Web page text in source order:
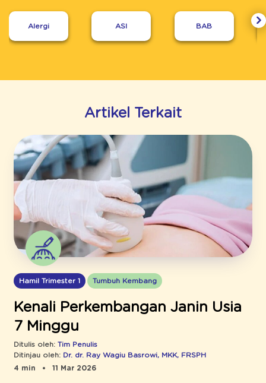
Alergi ASI BAB
Artikel Terkait
Hamil Trimester 1 Tumbuh Kembang
Kenali Perkembangan Janin Usia
7 Minggu
Ditulis oleh: Tim Penulis
Ditinjau oleh: Dr. dr. Ray Wagiu Basrowi, MKK, FRSPH
4 min
11 Mar 2026